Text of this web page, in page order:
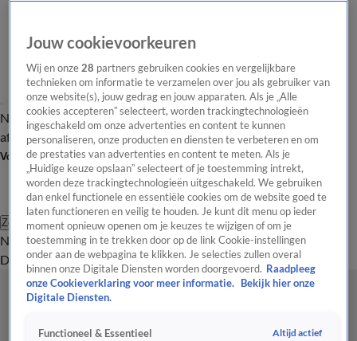
Nieuws van de DagOpinie van de Dag Onze categorieën Laatste
afleveringVideo's Nieuws van de Dag Podcast
Volg Nieuws van de Dag
Zoeken
Nieuws van de DagOpinie van de
Dag
Video'sUitzendingen PodcastPanelContact
Jouw cookievoorkeuren
Wij en onze28 partners gebruiken cookies en vergelijkbare
technieken om informatie te verzamelen over jou als gebruiker van
onze website(s), jouw gedrag en jouw apparaten. Als je „Alle
cookies accepteren” selecteert, worden trackingtechnologieën
ingeschakeld om onze advertenties en content te kunnen
personaliseren, onze producten en diensten te verbeteren en om
de prestaties van advertenties en content te meten. Als je
„Huidige keuze opslaan” selecteert of je toestemming intrekt,
worden deze trackingtechnologieën uitgeschakeld. We gebruiken
dan enkel functionele en essentiële cookies om de website goed te
laten functioneren en veilig te houden. Je kunt dit menu op ieder
moment opnieuw openen om je keuzes te wijzigen of om je
toestemming in te trekken door op de link Cookie-instellingen
onder aan de webpagina te klikken. Je selecties zullen overal
binnen onze Digitale Diensten worden doorgevoerd. Raadpleeg
onze Cookieverklaring voor meer informatie.
Bekijk hier onze
Digitale Diensten.
Functioneel & Essentieel Altijd actief